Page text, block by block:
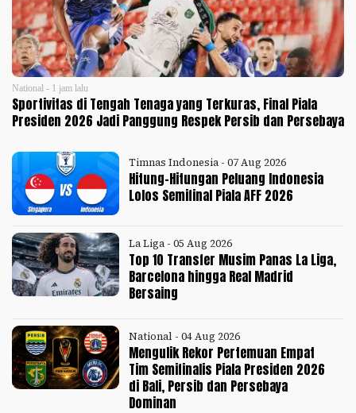
National - 1 jam lalu
Sportivitas di Tengah Tenaga yang Terkuras, Final Piala
Presiden 2026 Jadi Panggung Respek Persib dan Persebaya
Timnas Indonesia - 07 Aug 2026
Hitung-Hitungan Peluang Indonesia
Lolos Semifinal Piala AFF 2026
La Liga - 05 Aug 2026
Top 10 Transfer Musim Panas La Liga,
Barcelona hingga Real Madrid
Bersaing
National - 04 Aug 2026
Mengulik Rekor Pertemuan Empat
Tim Semifinalis Piala Presiden 2026
di Bali, Persib dan Persebaya
Dominan